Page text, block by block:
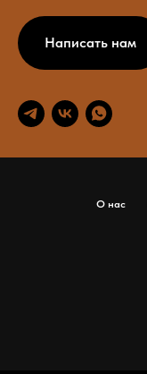
Написать нам
О нас